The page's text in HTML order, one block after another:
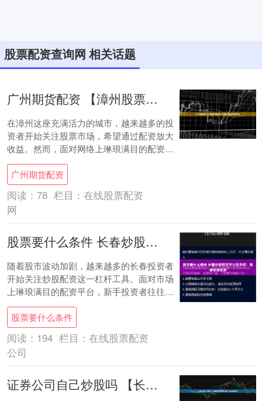
股票配资查询网 相关话题
广州期货配资 【漳州股票配资平台测评】新手必看榜单
在漳州这座充满活力的城市，越来越多的投
资者开始关注股票市场，希望通过配资放大
收益。然而，面对网络上琳琅满目的配资平
台广告，新手往往眼花缭乱，不知如何选
择。一个不....
广州期货配资
阅读： 78 栏目： 在线股票配资
网
股票要什么条件 长春炒股配资平台新手榜：靠谱渠道实测
随着股市波动加剧，越来越多的长春投资者
开始关注炒股配资这一杠杆工具。面对市场
上琳琅满目的配资平台，新手投资者往往眼
花缭乱，不知如何选择。本文通过对长春地
区多家配....
股票要什么条件
阅读： 194 栏目： 在线股票配资
公司
证券公司自己炒股吗 【长春股票配资平台测评榜】新手必看指南